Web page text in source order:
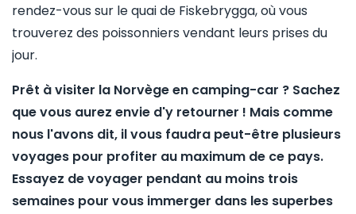
rendez-vous sur le quai de Fiskebrygga, où vous
trouverez des poissonniers vendant leurs prises du
jour.
Prêt à visiter la Norvège en camping-car ? Sachez
que vous aurez envie d'y retourner ! Mais comme
nous l'avons dit, il vous faudra peut-être plusieurs
voyages pour profiter au maximum de ce pays.
Essayez de voyager pendant au moins trois
semaines pour vous immerger dans les superbes